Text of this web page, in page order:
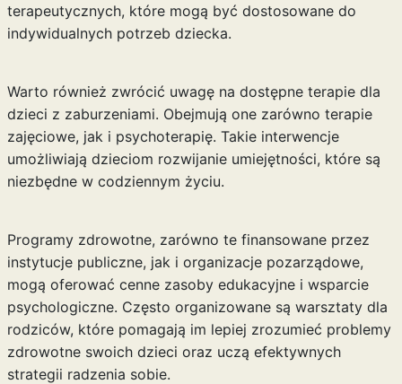
terapeutycznych, które mogą być dostosowane do
indywidualnych potrzeb dziecka.
Warto również zwrócić uwagę na dostępne terapie dla
dzieci z zaburzeniami. Obejmują one zarówno terapie
zajęciowe, jak i psychoterapię. Takie interwencje
umożliwiają dzieciom rozwijanie umiejętności, które są
niezbędne w codziennym życiu.
Programy zdrowotne, zarówno te finansowane przez
instytucje publiczne, jak i organizacje pozarządowe,
mogą oferować cenne zasoby edukacyjne i wsparcie
psychologiczne. Często organizowane są warsztaty dla
rodziców, które pomagają im lepiej zrozumieć problemy
zdrowotne swoich dzieci oraz uczą efektywnych
strategii radzenia sobie.